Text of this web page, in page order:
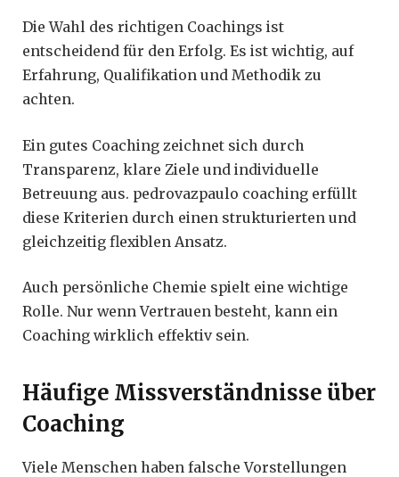
Die Wahl des richtigen Coachings ist
entscheidend für den Erfolg. Es ist wichtig, auf
Erfahrung, Qualifikation und Methodik zu
achten.
Ein gutes Coaching zeichnet sich durch
Transparenz, klare Ziele und individuelle
Betreuung aus. pedrovazpaulo coaching erfüllt
diese Kriterien durch einen strukturierten und
gleichzeitig flexiblen Ansatz.
Auch persönliche Chemie spielt eine wichtige
Rolle. Nur wenn Vertrauen besteht, kann ein
Coaching wirklich effektiv sein.
Häufige Missverständnisse über
Coaching
Viele Menschen haben falsche Vorstellungen